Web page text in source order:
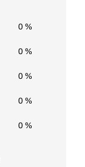
0 %
0 %
0 %
0 %
0 %